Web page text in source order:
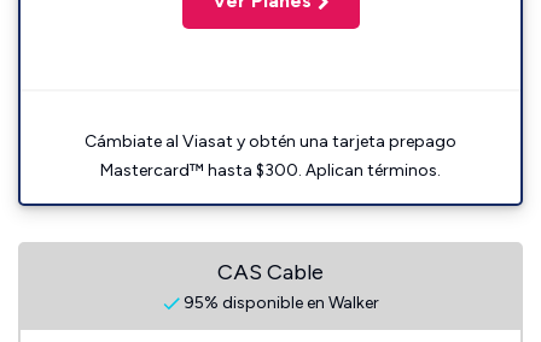
Cámbiate al Viasat y obtén una tarjeta prepago
Mastercard™ hasta $300. Aplican términos.
CAS Cable
95% disponible en Walker